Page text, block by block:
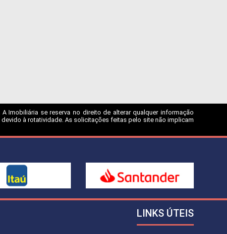
Imobiliária se reserva no direito de alterar qualquer informação
à rotatividade. As solicitações feitas pelo site não implicam
LINKS ÚTEIS